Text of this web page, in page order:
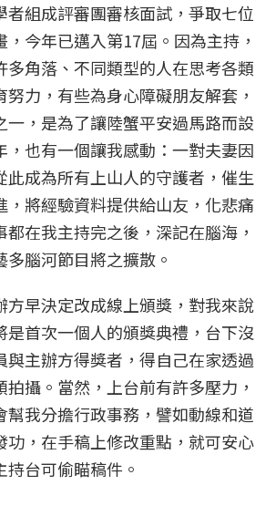
者組成評審團審核面試，爭取七位
今年已邁入第17屆。因為主持，
多角落、不同類型的人在思考各類
力，有些為身心障礙朋友解套，
一，是為了讓陸蟹平安過馬路而設
，也有一個讓我感動：一對夫妻因
此成為所有上山人的守護者，催生
，將經驗資料提供給山友，化悲痛
在我主持完之後，深記在腦海，
腦河節目將之擴散。
方早決定改成線上頒獎，對我來說
是首次一個人的頒獎典禮，台下沒
與主辦方得獎者，得自己在家透過
攝。當然，上台前有許多壓力，
幫我分擔行政事務，譬如動線和道
功，在手稿上修改重點，就可安心
台可偷瞄稿件。